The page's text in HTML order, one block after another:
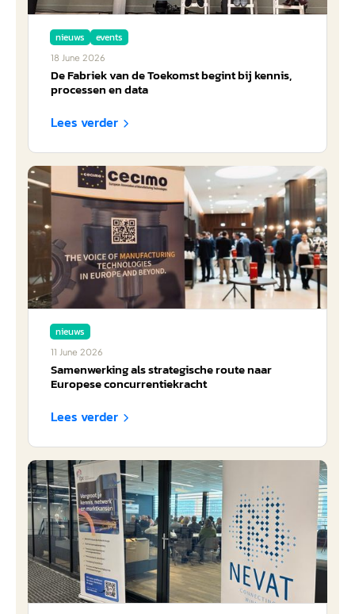
nieuws events
18 June 2026
De Fabriek van de Toekomst begint bij kennis,
processen en data
Lees verder 
nieuws
11 June 2026
Samenwerking als strategische route naar
Europese concurrentiekracht
Lees verder 